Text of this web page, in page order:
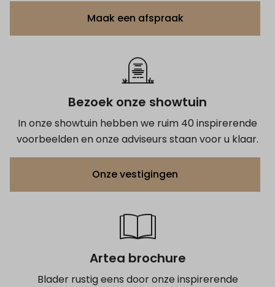
Maak een afspraak
Bezoek onze showtuin
In onze showtuin hebben we ruim 40 inspirerende
voorbeelden en onze adviseurs staan voor u klaar.
Onze vestigingen
Artea brochure
Blader rustig eens door onze inspirerende